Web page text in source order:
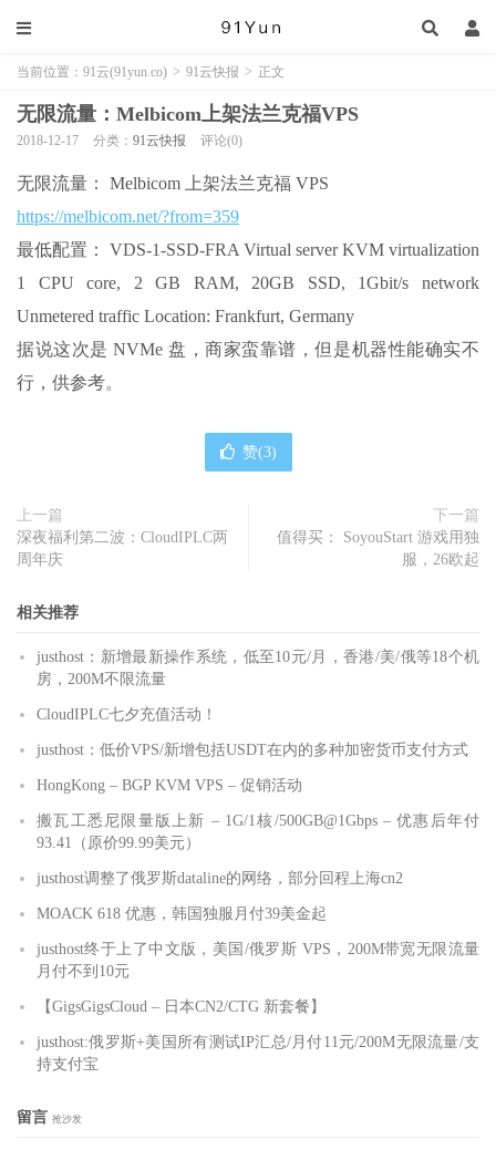
当前位置： 91云(91yun.co) > 91云快报 > 正文
无限流量：Melbicom上架法兰克福VPS
2018-12-17 分类： 91云快报 评论(0)
无限流量： Melbicom 上架法兰克福 VPS
https://melbicom.net/?from=359
最低配置： VDS-1-SSD-FRA Virtual server KVM virtualization
1 CPU core, 2 GB RAM, 20GB SSD, 1Gbit/s network
Unmetered traffic Location: Frankfurt, Germany
据说这次是 NVMe 盘，商家蛮靠谱，但是机器性能确实不
行，供参考。
赞(3)
上一篇
深夜福利第二波：CloudIPLC两
周年庆
下一篇
值得买： SoyouStart 游戏用独
服，26欧起
相关推荐
justhost：新增最新操作系统，低至10元/月，香港/美/俄等18个机
房，200M不限流量
CloudIPLC七夕充值活动！
justhost：低价VPS/新增包括USDT在内的多种加密货币支付方式
HongKong – BGP KVM VPS – 促销活动
搬瓦工悉尼限量版上新 – 1G/1核/500GB@1Gbps – 优惠后年付
93.41（原价99.99美元）
justhost调整了俄罗斯dataline的网络，部分回程上海cn2
MOACK 618 优惠，韩国独服月付39美金起
justhost终于上了中文版，美国/俄罗斯 VPS，200M带宽无限流量
月付不到10元
【GigsGigsCloud – 日本CN2/CTG 新套餐】
justhost:俄罗斯+美国所有测试IP汇总/月付11元/200M无限流量/支
持支付宝
留言 抢沙发